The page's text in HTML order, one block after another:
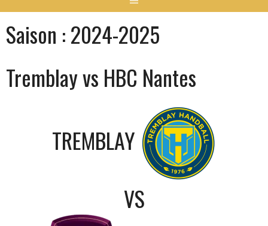
Saison :2024-2025
Tremblay vs HBC Nantes
TREMBLAY
VS